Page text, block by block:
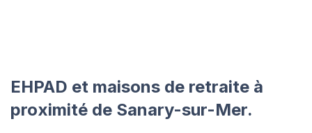
EHPAD et maisons de retraite à
proximité de Sanary-sur-Mer.